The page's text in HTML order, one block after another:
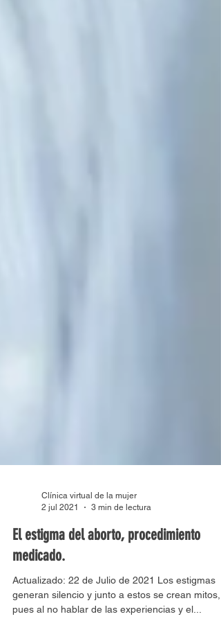
2 jul 2021
3 min de lectura
El estigma del aborto, procedimiento
medicado.
Actualizado: 22 de Julio de 2021 Los estigmas